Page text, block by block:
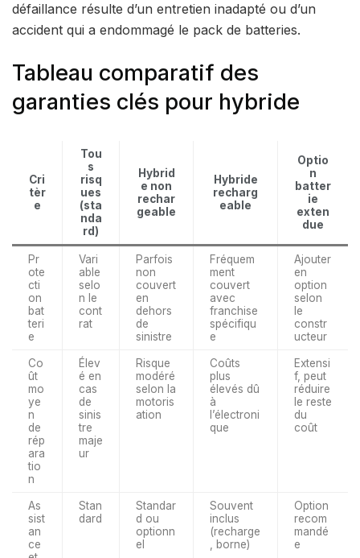
défaillance résulte d’un entretien inadapté ou d’un
accident qui a endommagé le pack de batteries.
Tableau comparatif des
garanties clés pour hybride
Cri
tèr
e
Tou
s
risq
ues
(sta
nda
rd)
Hybrid
e non
rechar
geable
Hybride
recharg
eable
Optio
n
batter
ie
exten
due
Pr
ote
cti
on
bat
teri
e
Vari
able
selo
n le
cont
rat
Parfois
non
couvert
en
dehors
de
sinistre
Fréquem
ment
couvert
avec
franchise
spécifiqu
e
Ajouter
en
option
selon
le
constr
ucteur
Co
ût
mo
ye
n
de
rép
ara
tio
n
Élev
é en
cas
de
sinis
tre
maje
ur
Risque
modéré
selon la
motoris
ation
Coûts
plus
élevés dû
à
l’électroni
que
Extensi
f, peut
réduire
le reste
du
coût
As
sist
an
ce
Stan
dard
Standar
d ou
optionn
el
Souvent
inclus
(recharge
, borne)
Option
recom
mandé
e